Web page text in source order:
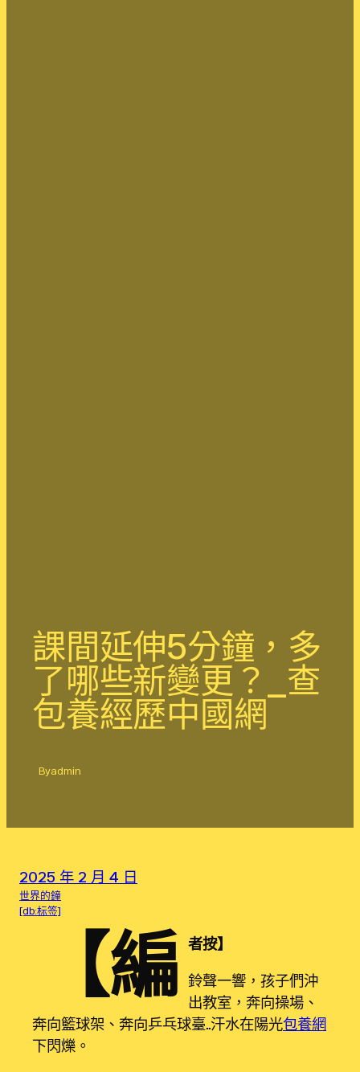
課間延伸5分鐘，多
了哪些新變更？_查
包養經歷中國網
Byadmin
2025 年 2 月 4 日
世界的鐘
[db:标签]
【編 者按】
鈴聲一響，孩子們沖
出教室，奔向操場、
奔向籃球架、奔向乒乓球臺……汗水在陽光包養網
下閃爍。